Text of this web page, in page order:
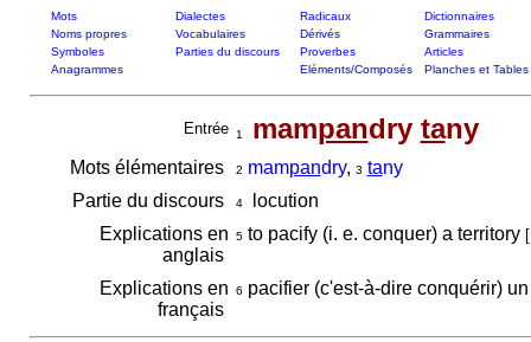
Mots Dialectes Radicaux
Dictionnaires
Noms propres
Vocabulaires Dérivés
Grammaires
Symboles
Parties du discours Proverbes
Articles
Anagrammes
Eléments/Composés Planches et Tables
Entrée 1 mampandry tany
Mots élémentaires 2 mampandry, 3 tany
Partie du discours
4locution
Explications en
anglais
5to pacify (i. e. conquer) a territory [
Explications en
français
6 pacifier (c'est-à-dire conquérir)